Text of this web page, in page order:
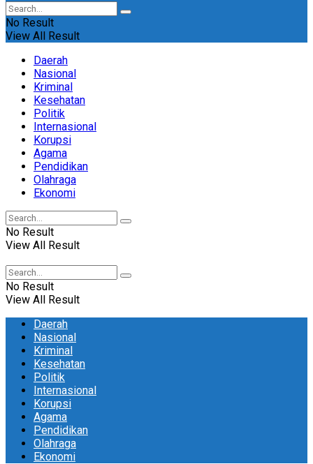
No Result
View All Result
Daerah
Nasional
Kriminal
Kesehatan
Politik
Internasional
Korupsi
Agama
Pendidikan
Olahraga
Ekonomi
No Result
View All Result
No Result
View All Result
Daerah
Nasional
Kriminal
Kesehatan
Politik
Internasional
Korupsi
Agama
Pendidikan
Olahraga
Ekonomi